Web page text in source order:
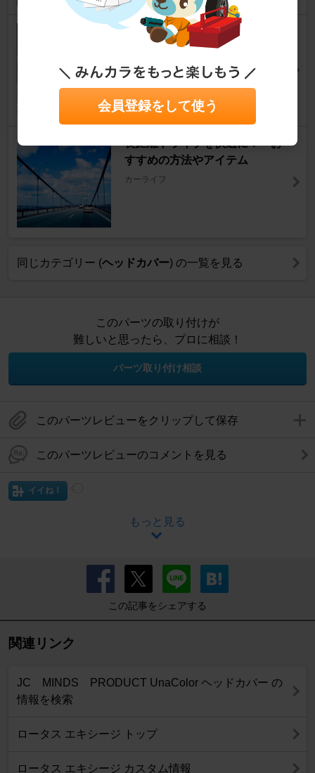
オイル交換2ZZ-GE（その３）
毒みかんさん
18
長距離ドライブを快適に！ お
すすめの方法やアイテム
カーライフ
同じカテゴリー (ヘッドカバー) の一覧を見る
このパーツの取り付けが
難しいと思ったら、プロに相談！
パーツ取り付け相談
このパーツレビューをクリップして保存
このパーツレビューのコメントを見る
イイね！
もっと見る
この記事をシェアする
関連リンク
JC MINDS PRODUCT UnaColor ヘッドカバー の
情報を検索
ロータス エキシージ トップ
ロータス エキシージ カスタム情報
会員登録をして使う